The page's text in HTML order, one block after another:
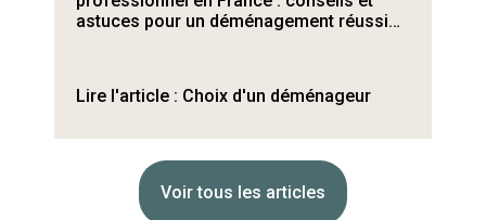
déménagement
Voir tous les articles